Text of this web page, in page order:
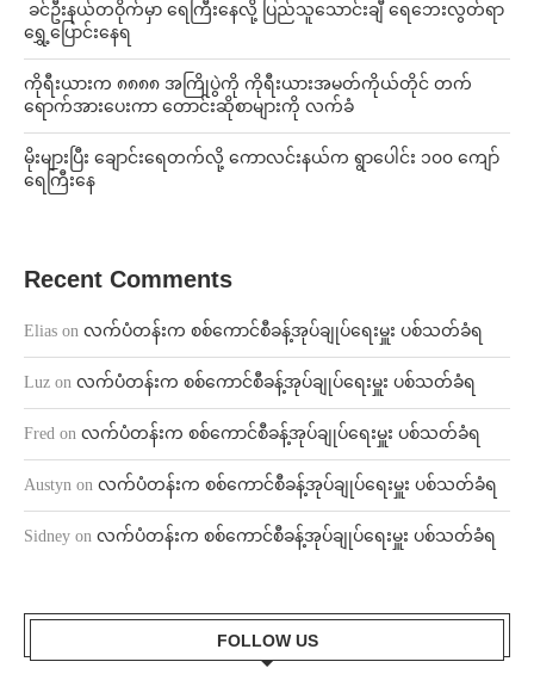
⁩ ⁨ခင်ဦးနယ်တဝိုက်မှာ ရေကြီးနေလို့ ပြည်သူသောင်းချီ ရေဘေးလွတ်ရာ
ရွှေ့ပြောင်းနေရ
ကိုရီးယားက ၈၈၈၈ အကြိုပွဲကို ကိုရီးယားအမတ်ကိုယ်တိုင် တက်
ရောက်အားပေးကာ တောင်းဆိုစာများကို လက်ခံ
⁨မိုးများပြီး ချောင်းရေတက်လို့ ကောလင်းနယ်က ရွာပေါင်း ၁၀၀ ကျော်
ရေကြီးနေ
Recent Comments
Elias on လက်ပံတန်းက စစ်ကောင်စီခန့်အုပ်ချုပ်ရေးမှူး ပစ်သတ်ခံရ
Luz on လက်ပံတန်းက စစ်ကောင်စီခန့်အုပ်ချုပ်ရေးမှူး ပစ်သတ်ခံရ
Fred on လက်ပံတန်းက စစ်ကောင်စီခန့်အုပ်ချုပ်ရေးမှူး ပစ်သတ်ခံရ
Austyn on လက်ပံတန်းက စစ်ကောင်စီခန့်အုပ်ချုပ်ရေးမှူး ပစ်သတ်ခံရ
Sidney on လက်ပံတန်းက စစ်ကောင်စီခန့်အုပ်ချုပ်ရေးမှူး ပစ်သတ်ခံရ
FOLLOW US